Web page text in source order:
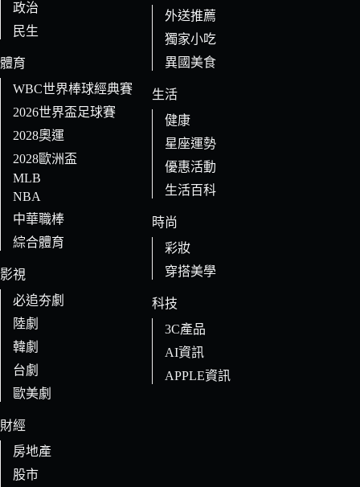
政治
民生
體育
WBC世界棒球經典賽
2026世界盃足球賽
2028奧運
2028歐洲盃
MLB
NBA
中華職棒
綜合體育
影視
必追夯劇
陸劇
韓劇
台劇
歐美劇
財經
房地產
股市
外送推薦
獨家小吃
異國美食
生活
健康
星座運勢
優惠活動
生活百科
時尚
彩妝
穿搭美學
科技
3C產品
AI資訊
APPLE資訊